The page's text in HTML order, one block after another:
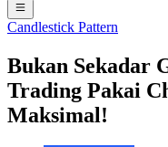
Candlestick Pattern
Bukan Sekadar
Trading Pakai
Maksimal!